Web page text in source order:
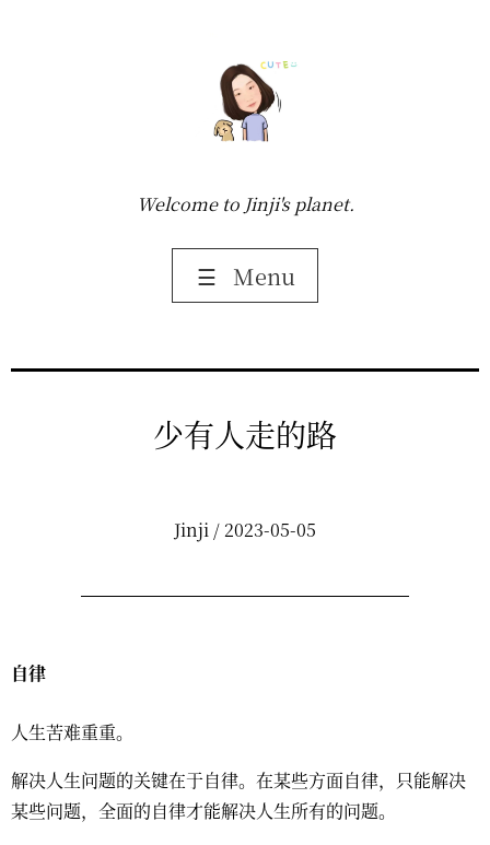
Welcome to Jinji's planet.
☰ Menu
少有人走的路
Jinji / 2023-05-05
自律
人生苦难重重。
解决人生问题的关键在于自律。在某些方面自律，只能解决
某些问题，全面的自律才能解决人生所有的问题。